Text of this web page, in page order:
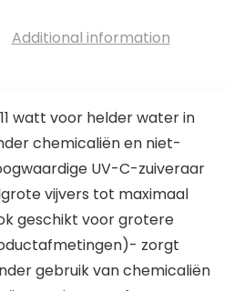
Additional information
watt voor helder water in
chemicaliën en niet-
UV-C-zuiveraar
vijvers tot maximaal
geschikt voor grotere
zorgt
gebruik van chemicaliën